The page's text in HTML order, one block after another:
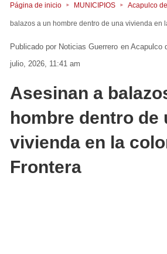
Página de inicio MUNICIPIOS Acapulco
balazos a un hombre dentro de una vivienda en
Noticias Guerrero en Acapulco
julio, 2026, 11:41 am
Asesinan a
hombre dentro de
vivienda en la
Frontera